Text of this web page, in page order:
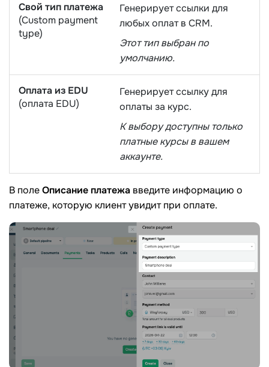
Свой тип платежа
(Custom payment
type)
Генерирует ссылки для
любых оплат в CRM.
Этот тип выбран по
умолчанию.
Оплата из EDU
(оплата EDU)
Генерирует ссылку для
оплаты за курс.
К выбору доступны только
платные курсы в вашем
аккаунте.
В полеОписание платежа введите информацию о
платеже, которую клиент увидит при оплате.